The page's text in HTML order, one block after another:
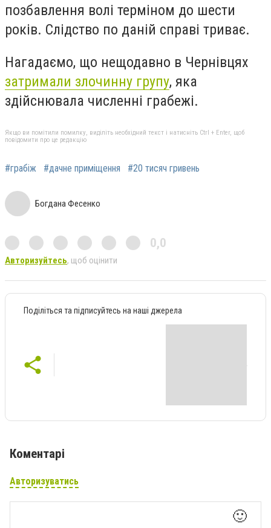
позбавлення волі терміном до шести
років. Слідство по даній справі триває.
Нагадаємо, що нещодавно в Чернівцях
затримали злочинну групу, яка
здійснювала численні грабежі.
Якщо ви помітили помилку, виділіть необхідний текст і натисніть Ctrl + Enter, щоб
повідомити про це редакцію
#грабіж #дачне приміщення #20 тисяч гривень
Богдана Фесенко
0,0
Авторизуйтесь, щоб оцінити
Поділіться та підписуйтесь на наші джерела
Коментарі
Авторизуватись
🙂